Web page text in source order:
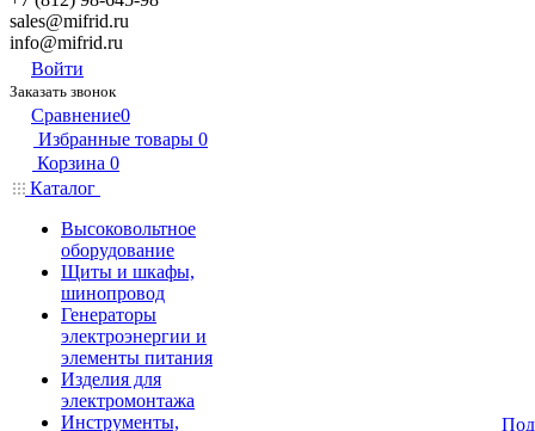
sales@mifrid.ru
info@mifrid.ru
Войти
Заказать звонок
Сравнение0
Избранные товары 0
Корзина 0
Каталог
Высоковольтное
оборудование
Щиты и шкафы,
шинопровод
Генераторы
электроэнергии и
элементы питания
Изделия для
электромонтажа
Инструменты,